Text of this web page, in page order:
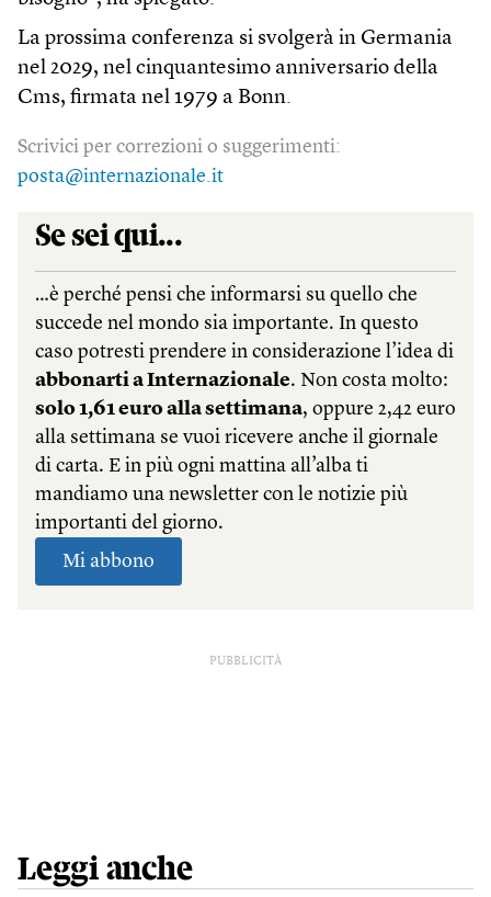
La prossima conferenza si svolgerà in Germania
nel 2029, nel cinquantesimo anniversario della
Cms, firmata nel 1979 a Bonn.
Scrivici per correzioni o suggerimenti:
posta@internazionale.it
PUBBLICITÀ
Leggi anche